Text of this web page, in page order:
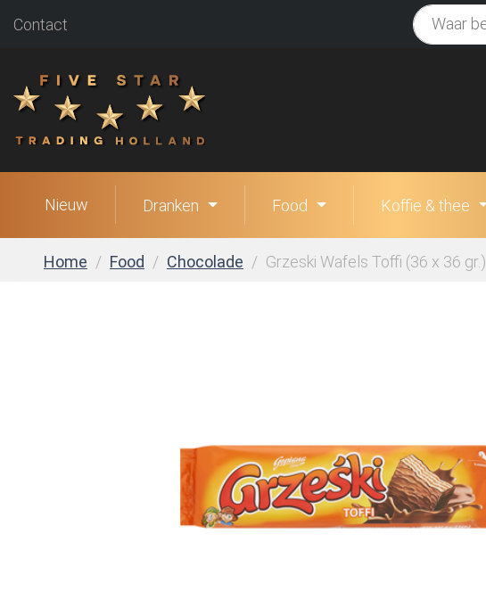
Contact
Nieuw Dranken Food Koffie & thee
Home Food Chocolade Grzeski Wafels Toffi (36 x 36 gr.)